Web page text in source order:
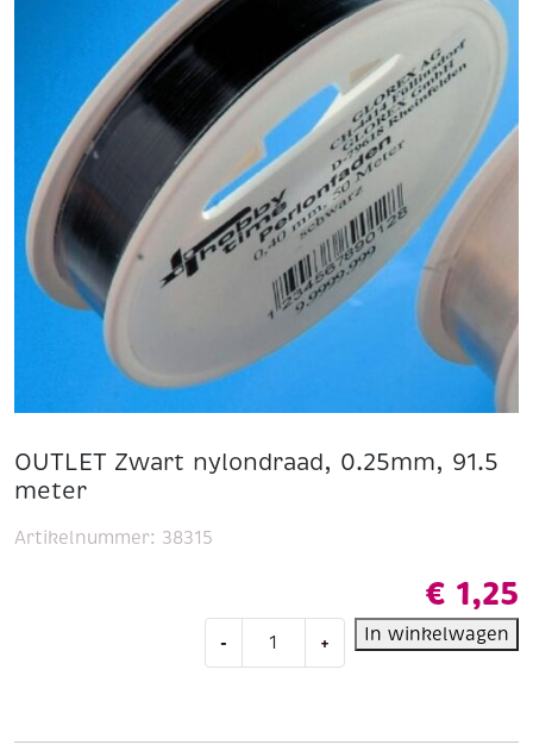
OUTLET Zwart nylondraad, 0.25mm, 91.5
meter
€ 1,25
- + In winkelwagen
Artikelnummer: 38315